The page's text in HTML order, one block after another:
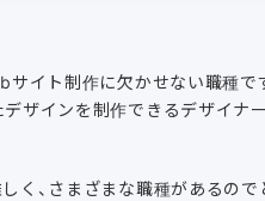
イト制作に欠かせない職種で
ザインを制作できるデザイナ
く、さまざまな職種があるの